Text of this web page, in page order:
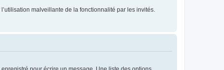
malveillante de la fonctionnalité par les invités.